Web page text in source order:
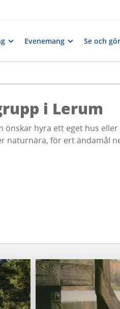
Evenemang Se och
i Lerum
önskar hyra ett eget hus
naturnära, för ert ändamål